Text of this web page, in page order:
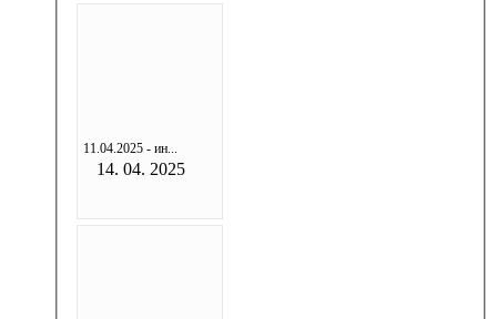
11.04.2025 - ин...
14. 04. 2025